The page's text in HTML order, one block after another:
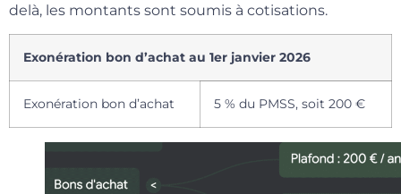
delà, les montants sont soumis à cotisations.
Exonération bon d’achat au 1er janvier 2026
Exonération bon d’achat 5 % du PMSS, soit 200 €